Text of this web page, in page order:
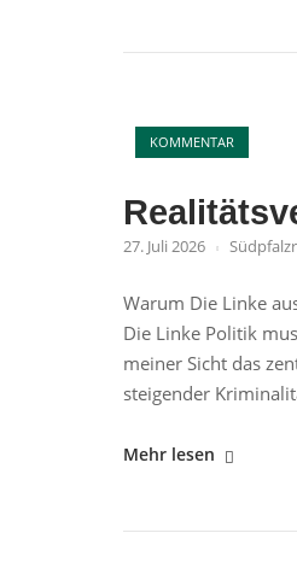
KOMMENTAR
27. Juli 2026
Warum Die Linke
Die Linke Politik
meiner Sicht das
steigender
Mehr lesen